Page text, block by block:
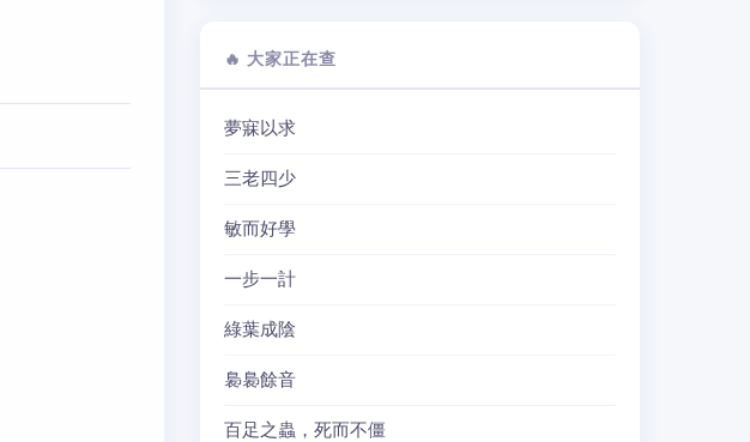
🔥 大家正在查
夢寐以求
三老四少
敏而好學
一步一計
綠葉成陰
裊裊餘音
百足之蟲，死而不僵